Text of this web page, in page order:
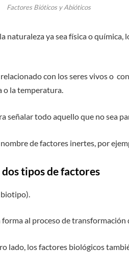
Factores Bióticos y Abióticos
ya sea física o
con los seres vivos o
o la temperatura.
señalar todo aquello que no sea
de factores inertes, por
tipos de factores
biotipo).
al proceso de transformación
lado, los factores biológicos